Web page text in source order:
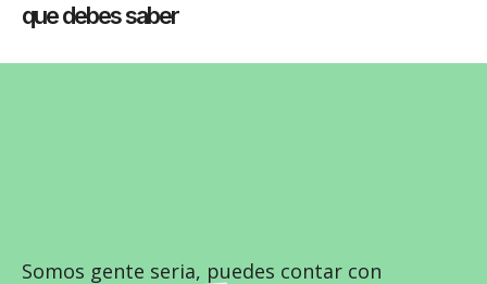
que debes saber
Somos gente seria, puedes contar con